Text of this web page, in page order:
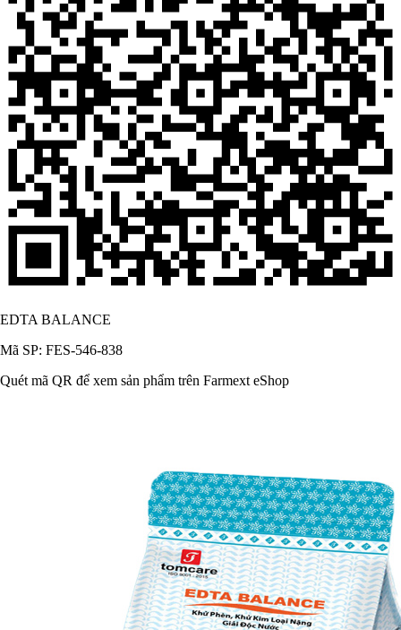
EDTA BALANCE
Mã SP: FES-546-838
Quét mã QR để xem sản phẩm trên Farmext eShop